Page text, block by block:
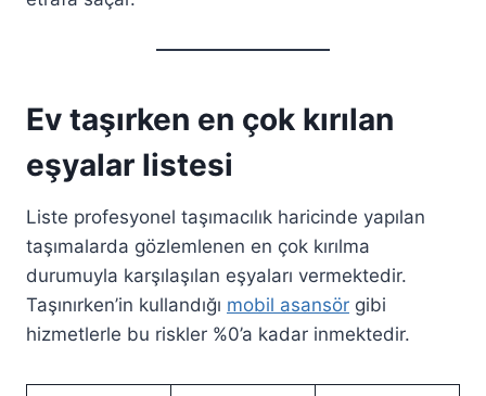
Ev taşırken en çok kırılan
eşyalar listesi
Liste profesyonel taşımacılık haricinde yapılan
taşımalarda gözlemlenen en çok kırılma
durumuyla karşılaşılan eşyaları vermektedir.
Taşınırken’in kullandığı mobil asansör gibi
hizmetlerle bu riskler %0’a kadar inmektedir.